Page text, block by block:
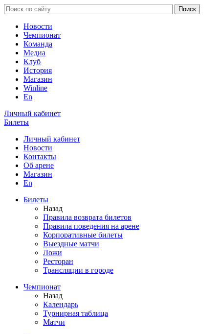
Новости
Чемпионат
Команда
Медиа
Клуб
История
Магазин
Winline
En
Личный кабинет
Билеты
Личный кабинет
Новости
Контакты
Об арене
Магазин
En
Билеты
Назад
Правила возврата билетов
Правила поведения на арене
Корпоративные билеты
Выездные матчи
Ложи
Ресторан
Трансляции в городе
Чемпионат
Назад
Календарь
Турнирная таблица
Матчи